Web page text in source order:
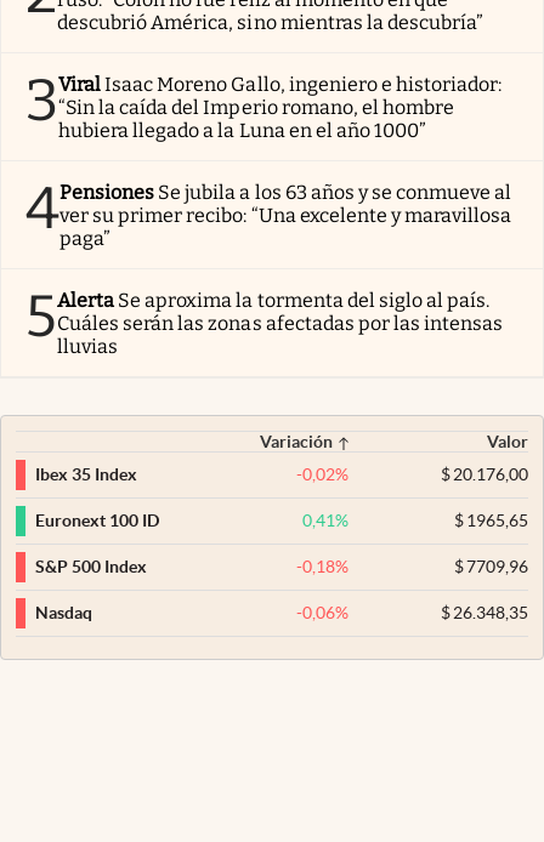
descubrió América, sino mientras la descubría”
3ViralIsaac Moreno Gallo, ingeniero e historiador:
“Sin la caída del Imperio romano, el hombre
hubiera llegado a la Luna en el año 1000”
4Pensiones Se jubila a los 63 años y se conmueve al
ver su primer recibo: “Una excelente y maravillosa
paga”
5Alerta Se aproxima la tormenta del siglo al país.
Cuáles serán las zonas afectadas por las intensas
lluvias
Variación
Valor
Ibex 35 Index
-0,02% $20.176,00
Euronext 100 ID 0,41% $1965,65
S&P 500 Index -0,18% $7709,96
Nasdaq -0,06% $26.348,35